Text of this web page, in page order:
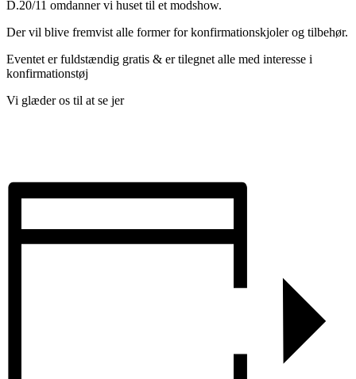
D.20/11 omdanner vi huset til et modshow.
Der vil blive fremvist alle former for konfirmationskjoler og tilbehør.
Eventet er fuldstændig gratis & er tilegnet alle med interesse i
konfirmationstøj
Vi glæder os til at se jer